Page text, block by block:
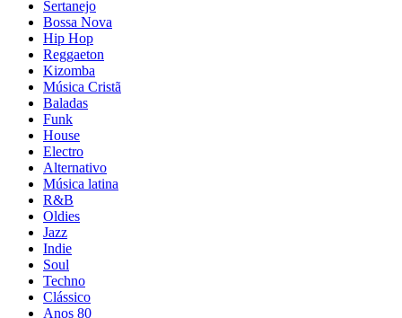
Sertanejo
Bossa Nova
Hip Hop
Reggaeton
Kizomba
Música Cristã
Baladas
Funk
House
Electro
Alternativo
Música latina
R&B
Oldies
Jazz
Indie
Soul
Techno
Clássico
Anos 80